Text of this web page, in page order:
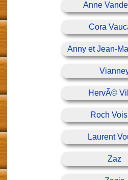
Anne
Cora
Anny et Jean-
HervÃ©
Roch
Laurent
Zaz